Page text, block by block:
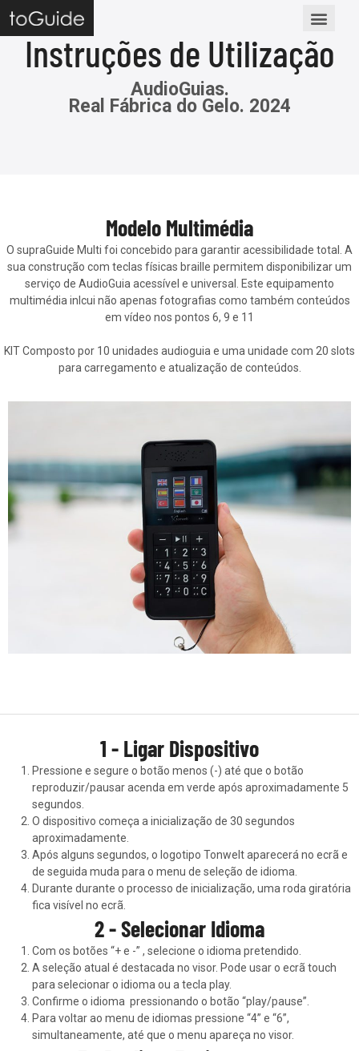
Instruções de Utilização
AudioGuias.
Real Fábrica do Gelo. 2024
Modelo Multimédia
O supraGuide Multi foi concebido para garantir acessibilidade total. A
sua construção com teclas físicas braille permitem disponibilizar um
serviço de AudioGuia acessível e universal. Este equipamento
multimédia inlcui não apenas fotografias como também conteúdos
em vídeo nos pontos 6, 9 e 11
KIT Composto por 10 unidades audioguia e uma unidade com 20 slots
para carregamento e atualização de conteúdos.
1 - Ligar Dispositivo
Pressione e segure o botão menos (-) até que o botão
reproduzir/pausar acenda em verde após aproximadamente 5
segundos.
O dispositivo começa a inicialização de 30 segundos
aproximadamente.
Após alguns segundos, o logotipo Tonwelt aparecerá no ecrã e
de seguida muda para o menu de seleção de idioma.
Durante durante o processo de inicialização, uma roda giratória
fica visível no ecrã.
2 - Selecionar Idioma
Com os botões “+ e -” , selecione o idioma pretendido.
A seleção atual é destacada no visor. Pode usar o ecrã touch
para selecionar o idioma ou a tecla play.
Confirme o idioma pressionando o botão “play/pause”.
Para voltar ao menu de idiomas pressione “4” e “6”,
simultaneamente, até que o menu apareça no visor.